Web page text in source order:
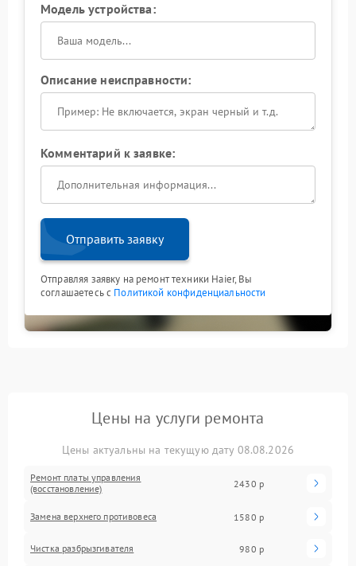
Модель устройства:
Описание неисправности:
Комментарий к заявке:
Отправить заявку
Отправляя заявку на ремонт техники Haier, Вы
соглашаетесь с Политикой конфиденциальности
Цены на услуги ремонта
Цены актуальны на текущую дату 08.08.2026
Ремонт платы управления
(восстановление)
2430 р
Замена верхнего противовеса 1580 р
Чистка разбрызгивателя 980 р